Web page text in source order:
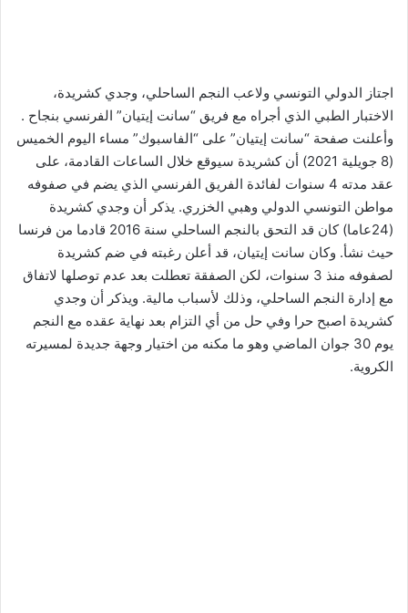
اجتاز الدولي التونسي ولاعب النجم الساحلي، وجدي كشريدة،
الاختبار الطبي الذي أجراه مع فريق “سانت إيتيان” الفرنسي بنجاح .
وأعلنت صفحة “سانت إيتيان” على “الفاسبوك” مساء اليوم الخميس
(8 جويلية 2021) أن كشريدة سيوقع خلال الساعات القادمة، على
عقد مدته 4 سنوات لفائدة الفريق الفرنسي الذي يضم في صفوفه
مواطن التونسي الدولي وهبي الخزري. يذكر أن وجدي كشريدة
(24عاما) كان قد التحق بالنجم الساحلي سنة 2016 قادما من فرنسا
حيث نشأ. وكان سانت إيتيان، قد أعلن رغبته في ضم كشريدة
لصفوفه منذ 3 سنوات، لكن الصفقة تعطلت بعد عدم توصلها لاتفاق
مع إدارة النجم الساحلي، وذلك لأسباب مالية. ويذكر أن وجدي
كشريدة اصبح حرا وفي حل من أي التزام بعد نهاية عقده مع النجم
يوم 30 جوان الماضي وهو ما مكنه من اختيار وجهة جديدة لمسيرته
الكروية.